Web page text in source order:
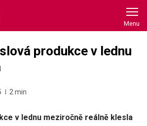
produkce v lednu
2 min
v lednu meziročně reálně klesla